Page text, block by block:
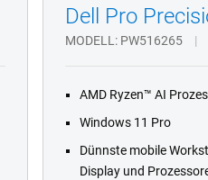
Dell Pro
MODELL PW516265
AMD Ryzen™ AI
Windows 11 Pro
Dünnste mobile
Display und